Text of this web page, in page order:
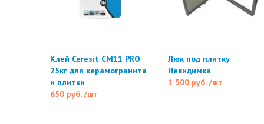
Клей Ceresit CM11 PRO
25кг для керамогранита
и плитки
650 руб./шт
Люк под плитку
Невидимка
1 500 руб./шт